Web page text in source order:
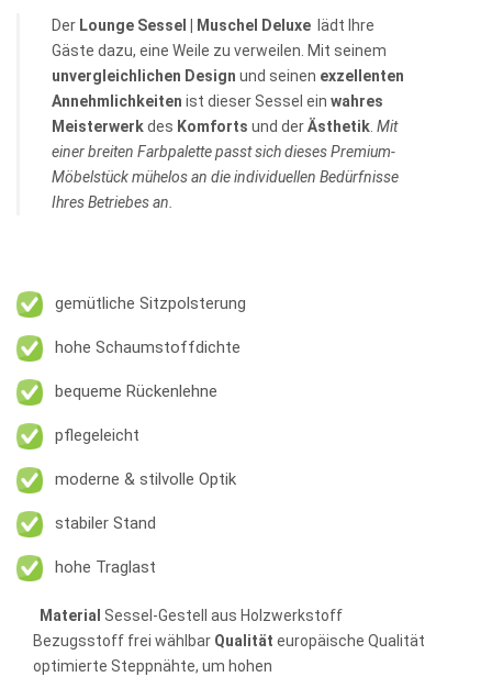
Der Lounge Sessel | Muschel Deluxe lädt Ihre
Gäste dazu, eine Weile zu verweilen. Mit seinem
unvergleichlichen Design und seinen exzellenten
Annehmlichkeiten ist dieser Sessel ein wahres
Meisterwerkdes Komforts und derÄsthetik Mit
einer breiten Farbpalette passt sich dieses Premium-
Möbelstück mühelos an die individuellen Bedürfnisse
Ihres Betriebes an.
gemütliche Sitzpolsterung
hohe Schaumstoffdichte
bequeme Rückenlehne
pflegeleicht
moderne & stilvolle Optik
stabiler Stand
hohe Traglast
Material Sessel-Gestell aus Holzwerkstoff
Bezugsstoff frei wählbar Qualität europäische Qualität
optimierte Steppnähte, um hohen